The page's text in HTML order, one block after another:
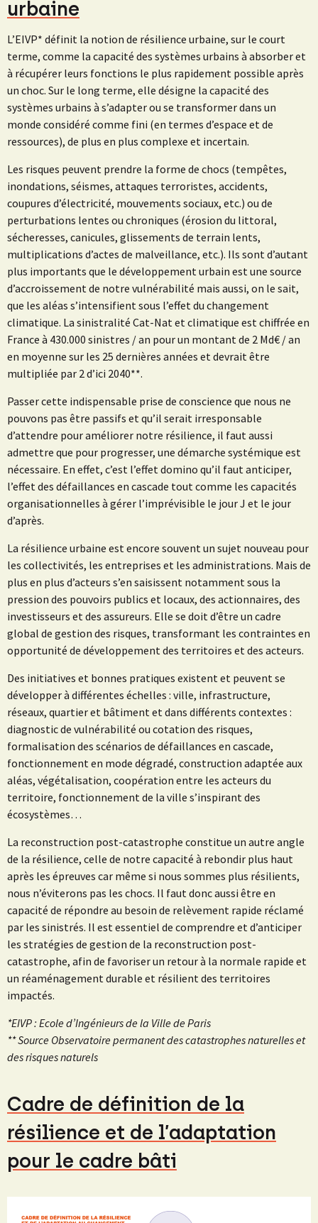
urbaine
L’EIVP* définit la notion de résilience urbaine, sur le court
terme, comme la capacité des systèmes urbains à absorber et
à récupérer leurs fonctions le plus rapidement possible après
un choc. Sur le long terme, elle désigne la capacité des
systèmes urbains à s’adapter ou se transformer dans un
monde considéré comme fini (en termes d’espace et de
ressources), de plus en plus complexe et incertain.
Les risques peuvent prendre la forme de chocs (tempêtes,
inondations, séismes, attaques terroristes, accidents,
coupures d’électricité, mouvements sociaux, etc.) ou de
perturbations lentes ou chroniques (érosion du littoral,
sécheresses, canicules, glissements de terrain lents,
multiplications d’actes de malveillance, etc.). Ils sont d’autant
plus importants que le développement urbain est une source
d’accroissement de notre vulnérabilité mais aussi, on le sait,
que les aléas s’intensifient sous l’effet du changement
climatique. La sinistralité Cat-Nat et climatique est chiffrée en
France à 430.000 sinistres / an pour un montant de 2 Md€ / an
en moyenne sur les 25 dernières années et devrait être
multipliée par 2 d’ici 2040**.
Passer cette indispensable prise de conscience que nous ne
pouvons pas être passifs et qu’il serait irresponsable
d’attendre pour améliorer notre résilience, il faut aussi
admettre que pour progresser, une démarche systémique est
nécessaire. En effet, c’est l’effet domino qu’il faut anticiper,
l’effet des défaillances en cascade tout comme les capacités
organisationnelles à gérer l’imprévisible le jour J et le jour
d’après.
La résilience urbaine est encore souvent un sujet nouveau pour
les collectivités, les entreprises et les administrations. Mais de
plus en plus d’acteurs s’en saisissent notamment sous la
pression des pouvoirs publics et locaux, des actionnaires, des
investisseurs et des assureurs. Elle se doit d’être un cadre
global de gestion des risques, transformant les contraintes en
opportunité de développement des territoires et des acteurs.
Des initiatives et bonnes pratiques existent et peuvent se
développer à différentes échelles : ville, infrastructure,
réseaux, quartier et bâtiment et dans différents contextes :
diagnostic de vulnérabilité ou cotation des risques,
formalisation des scénarios de défaillances en cascade,
fonctionnement en mode dégradé, construction adaptée aux
aléas, végétalisation, coopération entre les acteurs du
territoire, fonctionnement de la ville s’inspirant des
écosystèmes…
La reconstruction post-catastrophe constitue un autre angle
de la résilience, celle de notre capacité à rebondir plus haut
après les épreuves car même si nous sommes plus résilients,
nous n’éviterons pas les chocs. Il faut donc aussi être en
capacité de répondre au besoin de relèvement rapide réclamé
par les sinistrés. Il est essentiel de comprendre et d’anticiper
les stratégies de gestion de la reconstruction post-
catastrophe, afin de favoriser un retour à la normale rapide et
un réaménagement durable et résilient des territoires
impactés.
*EIVP : Ecole d’Ingénieurs de la Ville de Paris
** Source Observatoire permanent des catastrophes naturelles et
des risques naturels
Cadre de définition de la
résilience et de l’adaptation
pour le cadre bâti